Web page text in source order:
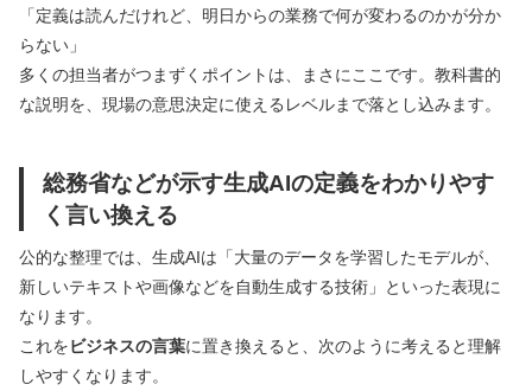
「定義は読んだけれど、明日からの業務で何が変わるのかが分か
らない」
多くの担当者がつまずくポイントは、まさにここです。教科書的
な説明を、現場の意思決定に使えるレベルまで落とし込みます。
総務省などが示す生成AIの定義をわかりやす
く言い換える
公的な整理では、生成AIは「大量のデータを学習したモデルが、
新しいテキストや画像などを自動生成する技術」といった表現に
なります。
これをビジネスの言葉に置き換えると、次のように考えると理解
しやすくなります。